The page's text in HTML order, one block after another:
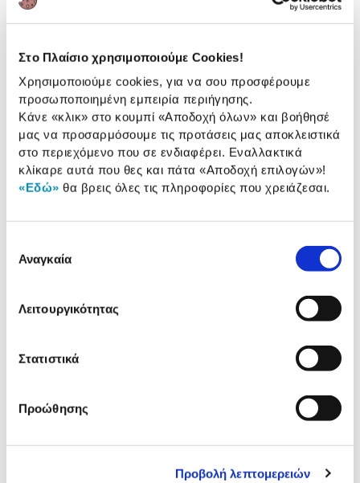
Στο Πλαίσιο χρησιμοποιούμε Cookies!
Χρησιμοποιούμε cookies, για να σου προσφέρουμε
προσωποποιημένη εμπειρία περιήγησης.
Κάνε «κλικ» στο κουμπί «Αποδοχή όλων» και βοήθησέ
μας να προσαρμόσουμε τις προτάσεις μας αποκλειστικά
στο περιεχόμενο που σε ενδιαφέρει. Εναλλακτικά
κλίκαρε αυτά που θες και πάτα «Αποδοχή επιλογών»!
«Εδώ» θα βρεις όλες τις πληροφορίες που χρειάζεσαι.
συγκατάθεσης
Αναγκαία
Λειτουργικότητας
Στατιστικά
Προώθησης
Προβολή λεπτομερειών
Αυτ/τη ή χειροκίνητη
εκτίναξη:
Διαθέτει
Αναλυτική
παρουσίαση
Αναλυτική παρουσίαση
Προδιαγραφές
Δες τι κλίκαραν όσοι είδαν το ίδιο
προϊόν με εσένα!